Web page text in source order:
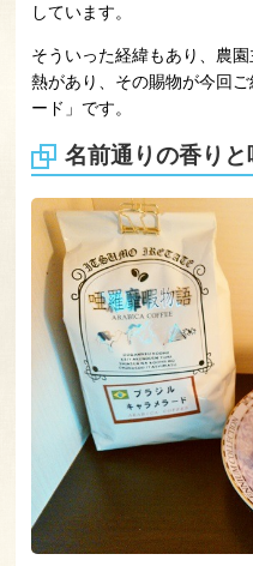
しています。
そういった経緯もあり、農
熱があり、その賜物が今回
ード」です。
名前通りの香りと